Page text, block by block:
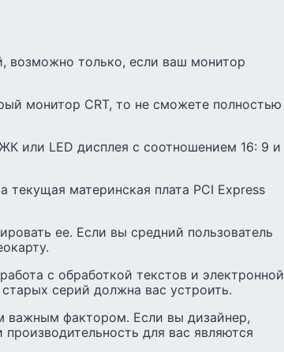
возможно только, если ваш монитор
монитор CRT, то не сможете полностью
или LED дисплея с соотношением 16: 9 и
материнская плата PCI Express
ее. Если вы средний пользователь
с обработкой текстов и электронной
серий должна вас устроить.
важным фактором. Если вы дизайнер,
для вас являются